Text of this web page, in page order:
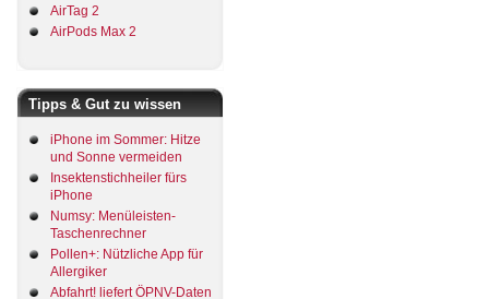
AirTag 2
AirPods Max 2
Tipps & Gut zu wissen
iPhone im Sommer: Hitze
und Sonne vermeiden
Insektenstichheiler fürs
iPhone
Numsy: Menüleisten-
Taschenrechner
Pollen+: Nützliche App für
Allergiker
Abfahrt! liefert ÖPNV-Daten